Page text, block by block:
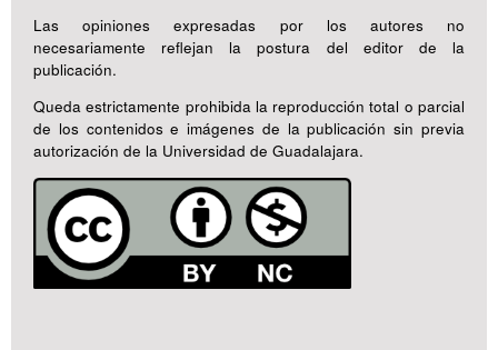
Las opiniones expresadas por los autores no
necesariamente reflejan la postura del editor de la
publicación.
Queda estrictamente prohibida la reproducción total o parcial
de los contenidos e imágenes de la publicación sin previa
autorización de la Universidad de Guadalajara.